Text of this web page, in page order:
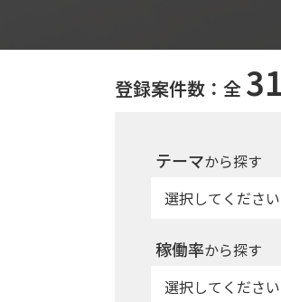
登録案件数：全
テーマから探す
稼働率から探す